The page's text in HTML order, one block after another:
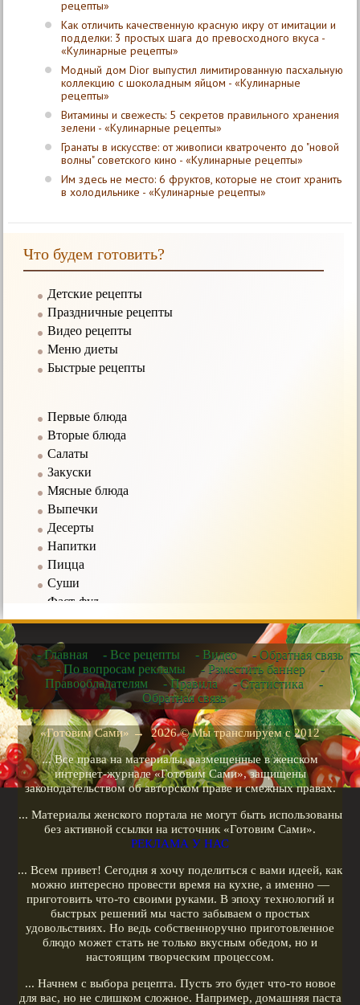
рецепты»
Как отличить качественную красную икру от имитации и
подделки: 3 простых шага до превосходного вкуса -
«Кулинарные рецепты»
Модный дом Dior выпустил лимитированную пасхальную
коллекцию с шоколадным яйцом - «Кулинарные
рецепты»
Витамины и свежесть: 5 секретов правильного хранения
зелени - «Кулинарные рецепты»
Гранаты в искусстве: от живописи кватроченто до "новой
волны" советского кино - «Кулинарные рецепты»
Им здесь не место: 6 фруктов, которые не стоит хранить
в холодильнике - «Кулинарные рецепты»
Что будем готовить?
Детские рецепты
Праздничные рецепты
Видео рецепты
Меню диеты
Быстрые рецепты
Первые блюда
Вторые блюда
Салаты
Закуски
Мясные блюда
Выпечки
Десерты
Напитки
Пицца
Суши
Фаст-фуд
Соусы
Рецепты в мультиварке
Рецепты для микроволновых печей
Рецепты для чайников
Рецепты для кухонных машин
Рецепты для кофеварок
Рецепты для гриля
Кулинарные рецепты
Меню диеты
Показать все теги
РЕКЛАМА У НАС
- Главная - Все рецепты - Видео
- Обратная связь
- По вопросам рекламы
- Рзместить баннер
-
Правообладателям
- Правила - Статистика
-
Обратная связь
«Готовим Сами» →2026© Мы транслируем с 2012
... Все права на материалы, размещенные в женском
интернет-журнале «Готовим Сами», защищены
законодательством об авторском праве и смежных правах.
... Материалы женского портала не могут быть использованы
без активной ссылки на источник «Готовим Сами».
РЕКЛАМА У НАС
... Всем привет! Сегодня я хочу поделиться с вами идеей, как
можно интересно провести время на кухне, а именно —
приготовить что-то своими руками. В эпоху технологий и
быстрых решений мы часто забываем о простых
удовольствиях. Но ведь собственноручно приготовленное
блюдо может стать не только вкусным обедом, но и
настоящим творческим процессом.
... Начнем с выбора рецепта. Пусть это будет что-то новое
для вас, но не слишком сложное. Например, домашняя паста